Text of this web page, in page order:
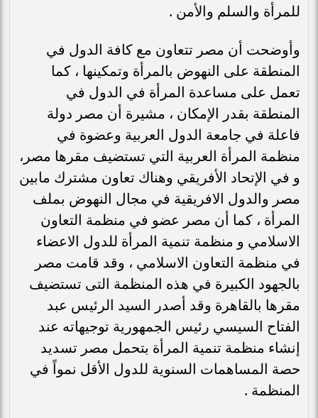
للمرأة والسلم والأمن .
وأوضحت أن مصر تتعاون مع كافة الدول في
المنطقة على النهوض بالمرأة وتمكينها ، كما
تعمل على مساعدة المرأة في الدول في
المنطقة بقدر الإمكان ، مشيرة أن مصر دولة
فاعلة في جامعة الدول العربية وعضوة في
منظمة المرأة العربية التي تستضيف مقرها مصر،
و في الإتحاد الأفريقي وهناك تعاون مشترك مابين
مصر والدول الافريقية في مجال النهوض بملف
المرأة ، كما أن مصر عضو في منظمة التعاون
الاسلامي و منظمة تنمية المرأة للدول الاعضاء
في منظمة التعاون الاسلامي ، وقد قامت مصر
بالجهود الكبيرة في هذه المنظمة التى تستضيف
مقرها بالقاهرة وقد أصدر السيد الرئيس عبد
الفتاح السيسي رئيس الجمهورية توجيهاته عند
إنشاء منظمة تنمية المرأة بتحمل مصر تسديد
حصة المساهمات السنوية للدول الأقل نمواً في
المنظمة .